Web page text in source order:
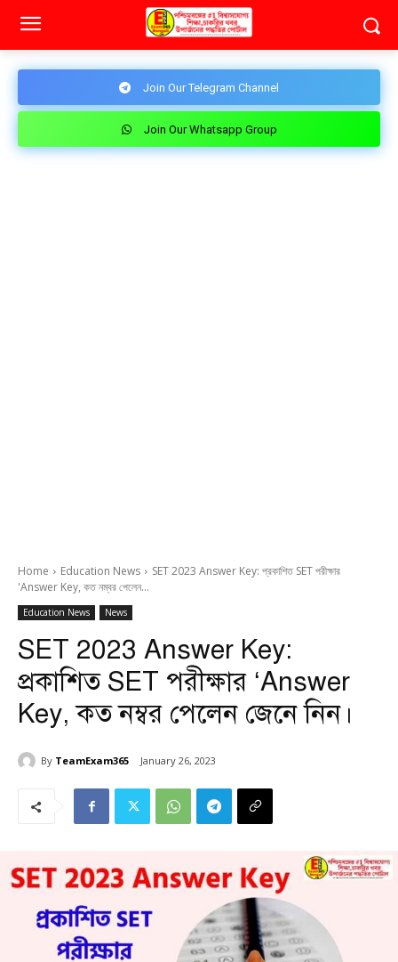
Join Our Telegram Channel
Join Our Whatsapp Group
Home Education News
SET 2023 Answer Key: প্রকাশিত SET পরীক্ষার
'Answer Key, কত নম্বর পেলেন...
Education News News
SET 2023 Answer Key:
প্রকাশিত SET পরীক্ষার ‘Answer
Key, কত নম্বর পেলেন জেনে নিন।
By TeamExam365 January 26, 2023